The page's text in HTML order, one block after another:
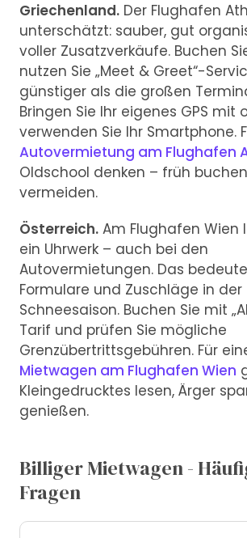
Griechenland. Der Flughafen
unterschätzt: sauber, gut
voller Zusatzverkäufe. Buchen
nutzen Sie „Meet & Greet“-
günstiger als die großen
Bringen Sie Ihr eigenes GPS mit
verwenden Sie Ihr Smartphone.
Autovermietung am Flughafen
Oldschool denken – früh
vermeiden.
Österreich. Am Flughafen Wien
ein Uhrwerk – auch bei den
Autovermietungen. Das
Formulare und Zuschläge in der
Schneesaison. Buchen Sie mit
Tarif und prüfen Sie mögliche
Grenzübertrittsgebühren. Für
Mietwagen am Flughafen Wien
Kleingedrucktes lesen, Ärger
genießen.
Billiger Mietwagen -
Fragen